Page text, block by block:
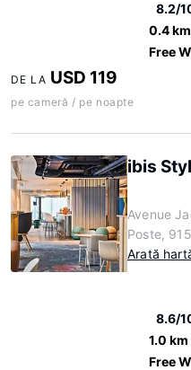
8.2/
0.4 km
Free
DE LA USD 119
pe cameră / pe noapte
ibis
Avenue
Poste,
Arată
8.6/
1.0 km
Free